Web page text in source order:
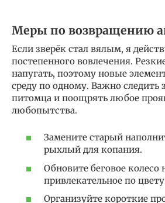
Меры по возвращению
Если зверёк стал вялым, я
постепенного вовлечения.
напугать, поэтому новые
среду по одному. Важно следить
питомца и поощрять любое
любопытства.
Замените старый
рыхлый для копания.
Обновите беговое колесо
привлекательное по
Организуйте короткие